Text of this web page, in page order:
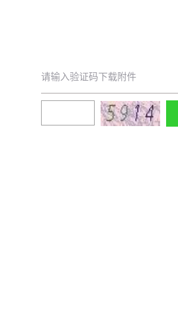
请输入验证码下载附件